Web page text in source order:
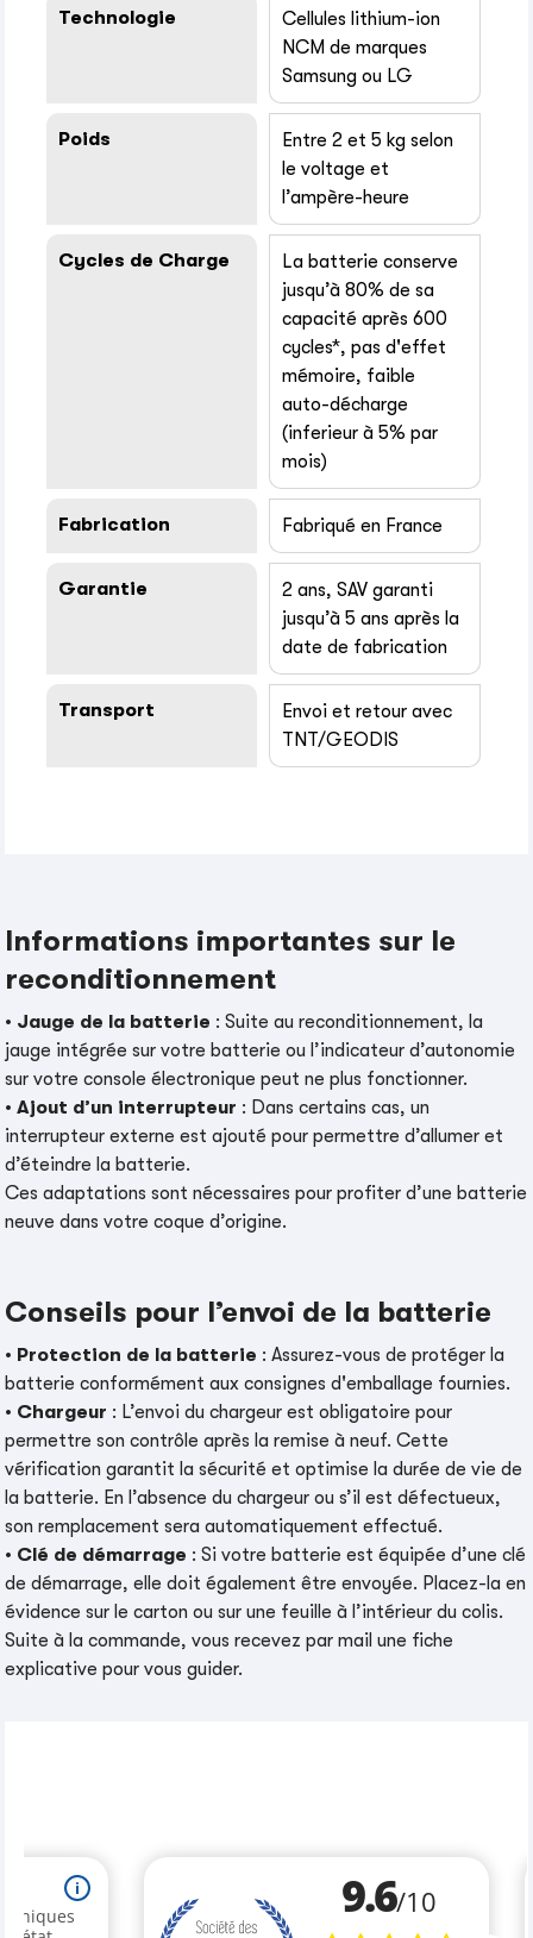
Technologie
Cellules lithium-ion
NCM de marques
Samsung ou LG
Poids
Entre 2 et 5 kg selon
le voltage et
l’ampère-heure
Cycles de Charge
La batterie conserve
jusqu’à 80% de sa
capacité après 600
cycles*, pas d'effet
mémoire, faible
auto-décharge
(inferieur à 5% par
mois)
Fabrication Fabriqué en France
Garantie
2 ans, SAV garanti
jusqu’à 5 ans après la
date de fabrication
Transport
Envoi et retour avec
TNT/GEODIS
Informations importantes sur le
reconditionnement
• Jauge de la batterie : Suite au reconditionnement, la
jauge intégrée sur votre batterie ou l’indicateur d’autonomie
sur votre console électronique peut ne plus fonctionner.
•Ajout d’un interrupteur : Dans certains cas, un
interrupteur externe est ajouté pour permettre d’allumer et
d’éteindre la batterie.
Ces adaptations sont nécessaires pour profiter d’une batterie
neuve dans votre coque d’origine.
Conseils pour l’envoi de la batterie
• Protection de la batterie : Assurez-vous de protéger la
batterie conformément aux consignes d'emballage fournies.
• Chargeur : L’envoi du chargeur est obligatoire pour
permettre son contrôle après la remise à neuf. Cette
vérification garantit la sécurité et optimise la durée de vie de
la batterie. En l’absence du chargeur ou s’il est défectueux,
son remplacement sera automatiquement effectué.
• Clé de démarrage : Si votre batterie est équipée d’une clé
de démarrage, elle doit également être envoyée. Placez-la en
évidence sur le carton ou sur une feuille à l’intérieur du colis.
Suite à la commande, vous recevez par mail une fiche
explicative pour vous guider.